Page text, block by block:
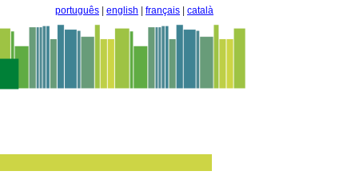
português english français català